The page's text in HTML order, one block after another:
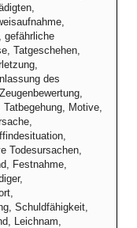
gefährliche
Tatgeschehen,
des
Motive,
Todesursachen,
Festnahme,
Schuldfähigkeit,
Leichnam,